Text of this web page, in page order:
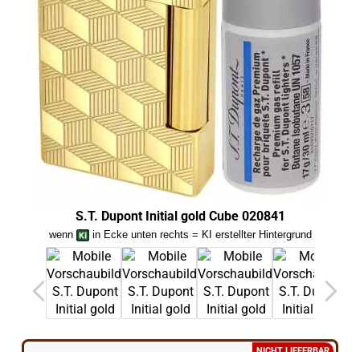
S.T. Dupont Initial gold Cube 020841
wenn in Ecke unten rechts = KI erstellter Hintergrund